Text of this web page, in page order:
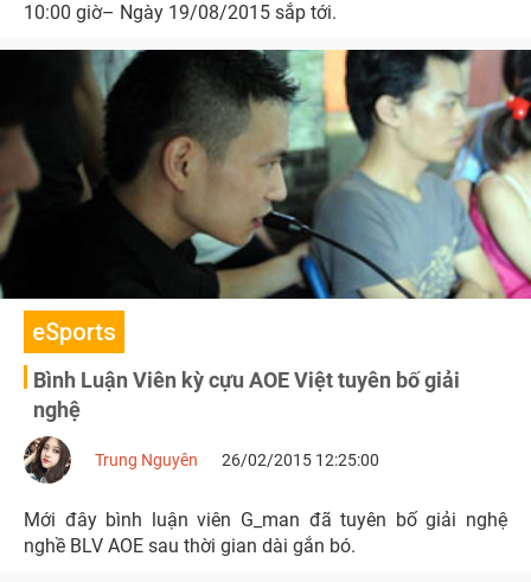
10:00 giờ– Ngày 19/08/2015 sắp tới.
eSports
Bình Luận Viên kỳ cựu AOE Việt tuyên bố giải
nghệ
Trung Nguyên 26/02/2015 12:25:00
Mới đây bình luận viên G_man đã tuyên bố giải nghệ
nghề BLV AOE sau thời gian dài gắn bó.